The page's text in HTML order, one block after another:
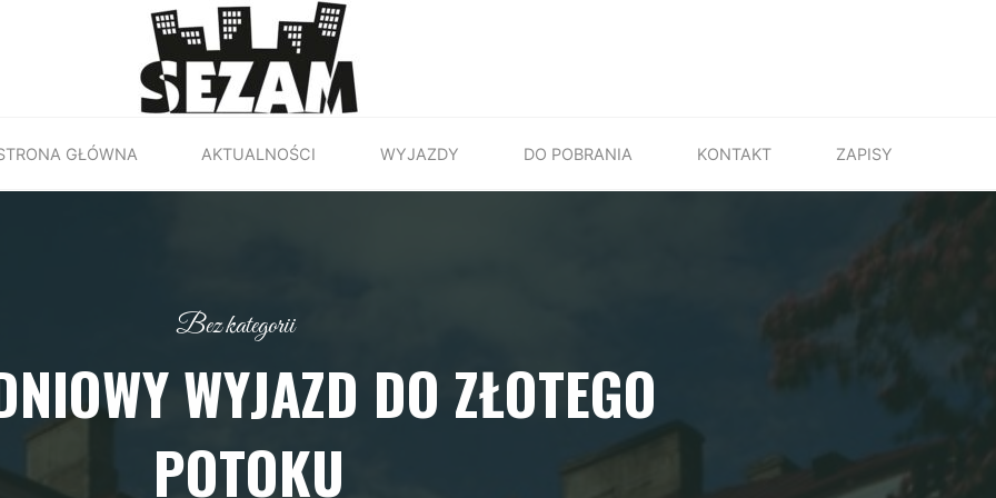
GŁÓWNA AKTUALNOŚCI WYJAZDY DO POBRANIA KONTAKT ZAPISY
Bez kategorii
WYJAZD DO ZŁOTEGO
POTOKU